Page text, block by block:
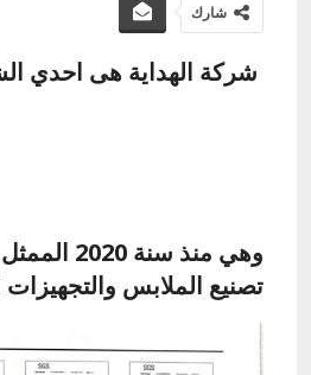
شارك
شركة الهداية هى احدي
وهي
تصنيع الملابس